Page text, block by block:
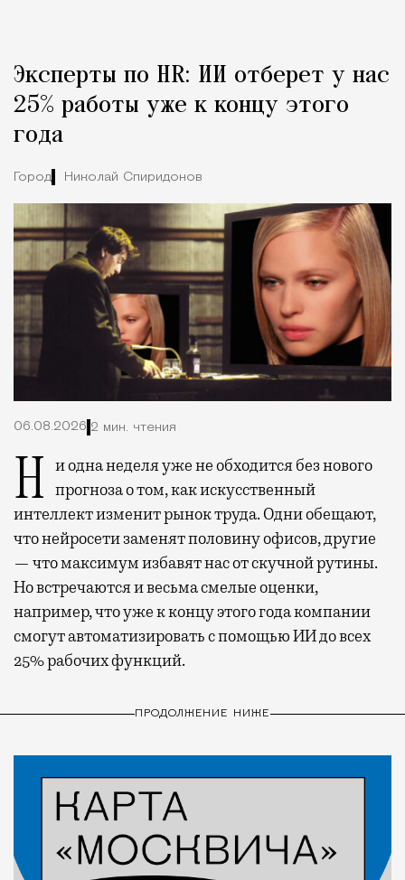
Город
Эксперты по HR: ИИ отберет у нас
25% работы уже к концу этого
года
Город Николай Спиридонов
06.08.2026 2 мин. чтения
Ни одна неделя уже не обходится без нового прогноза о том, как искусственный
интеллект изменит рынок труда. Одни обещают,
что нейросети заменят половину офисов, другие
— что максимум избавят нас от скучной рутины.
Но встречаются и весьма смелые оценки,
например, что уже к концу этого года компании
смогут автоматизировать с помощью ИИ до всех
25% рабочих функций.
ПРОДОЛЖЕНИЕ НИЖЕ